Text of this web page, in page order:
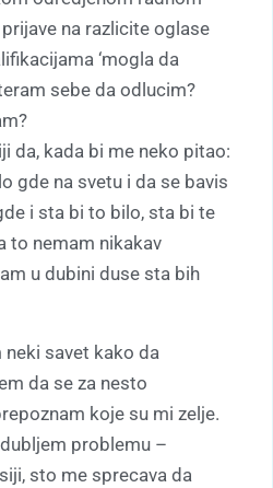
na razlicite oglase
‘mogla da
sebe da odlucim?
da, kada bi me neko pitao:
gde na svetu i da se bavis
i sta bi to bilo, sta bi te
to nemam nikakav
u dubini duse sta bih
savet kako da
da se za nesto
koje su mi zelje.
problemu –
sto me sprecava da